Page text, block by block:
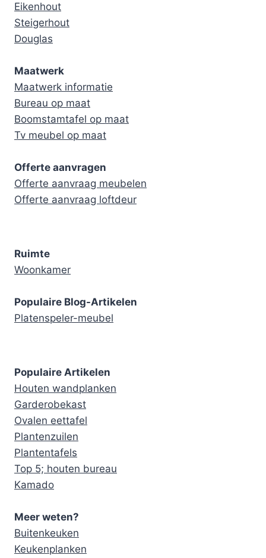
Eikenhout
Steigerhout
Douglas
Maatwerk
Maatwerk informatie
Bureau op maat
Boomstamtafel op maat
Tv meubel op maat
Offerte aanvragen
Offerte aanvraag meubelen
Offerte aanvraag loftdeur
Ruimte
Woonkamer
Populaire Blog-Artikelen
Platenspeler-meubel
Populaire Artikelen
Houten wandplanken
Garderobekast
Ovalen eettafel
Plantenzuilen
Plantentafels
Top 5; houten bureau
Kamado
Meer weten?
Buitenkeuken
Keukenplanken